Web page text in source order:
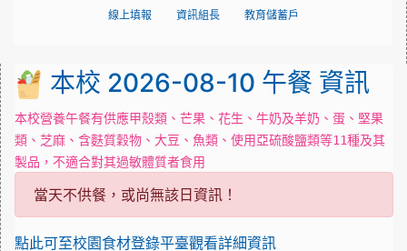
線上填報 資訊組長 教育儲蓄戶
本校 2026-08-10 午餐 資訊
本校營養午餐有供應甲殼類、芒果、花生、牛奶及羊奶、蛋、堅果
類、芝麻、含麩質穀物、大豆、魚類、使用亞硫酸鹽類等11種及其
製品，不適合對其過敏體質者食用
當天不供餐，或尚無該日資訊！
點此可至校園食材登錄平臺觀看詳細資訊